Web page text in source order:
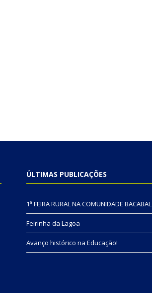
ÚLTIMAS PUBLICAÇÕES
1ª FEIRA RURAL NA COMUNIDADE BACABAL
Feirinha da Lagoa
Avanço histórico na Educação!